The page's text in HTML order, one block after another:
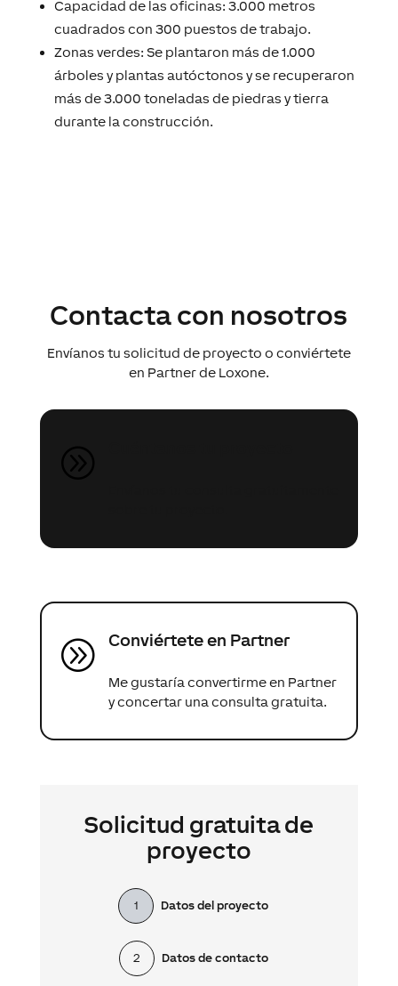
Capacidad de las oficinas: 3.000 metros
cuadrados con 300 puestos de trabajo.
Zonas verdes: Se plantaron más de 1.000
árboles y plantas autóctonos y se recuperaron
más de 3.000 toneladas de piedras y tierra
durante la construcción.
Contacta con nosotros
Envíanos tu solicitud de proyecto o conviértete
en Partner de Loxone.
A Conviértete en Partner
Me gustaría convertirme en Partner
y concertar una consulta gratuita.
Solicitud gratuita de
proyecto
1 Datos del proyecto
2 Datos de contacto